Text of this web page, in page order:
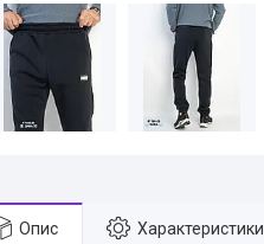
Опис Характеристики